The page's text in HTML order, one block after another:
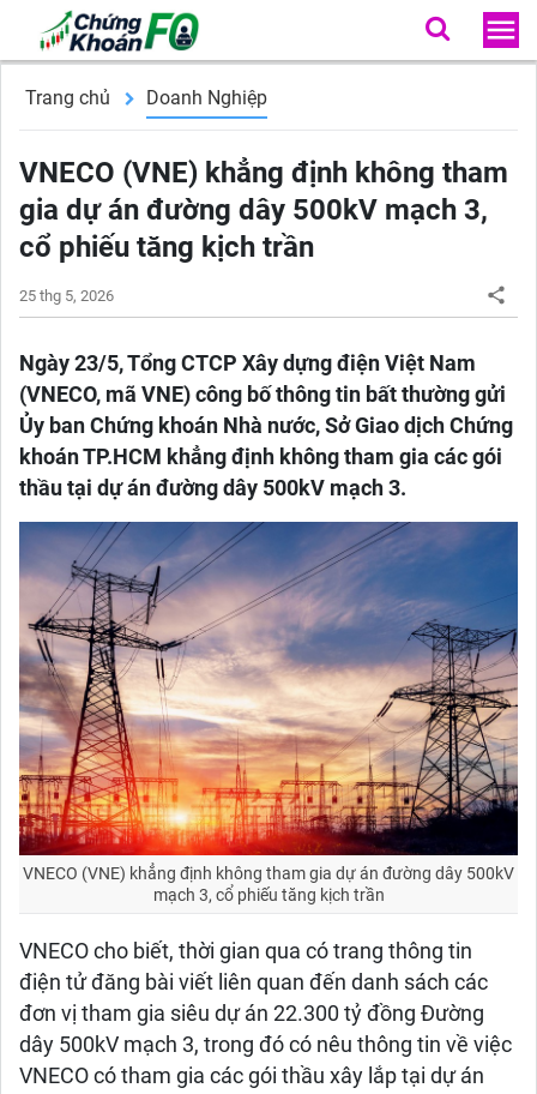
Trang chủ Doanh Nghiệp
VNECO (VNE) khẳng định không tham
gia dự án đường dây 500kV mạch 3,
cổ phiếu tăng kịch trần
25 thg 5, 2026
Ngày 23/5, Tổng CTCP Xây dựng điện Việt Nam
(VNECO, mã VNE) công bố thông tin bất thường gửi
Ủy ban Chứng khoán Nhà nước, Sở Giao dịch Chứng
khoán TP.HCM khẳng định không tham gia các gói
thầu tại dự án đường dây 500kV mạch 3.
VNECO (VNE) khẳng định không tham gia dự án đường dây 500kV
mạch 3, cổ phiếu tăng kịch trần
VNECO cho biết, thời gian qua có trang thông tin
điện tử đăng bài viết liên quan đến danh sách các
đơn vị tham gia siêu dự án 22.300 tỷ đồng Đường
dây 500kV mạch 3, trong đó có nêu thông tin về việc
VNECO có tham gia các gói thầu xây lắp tại dự án